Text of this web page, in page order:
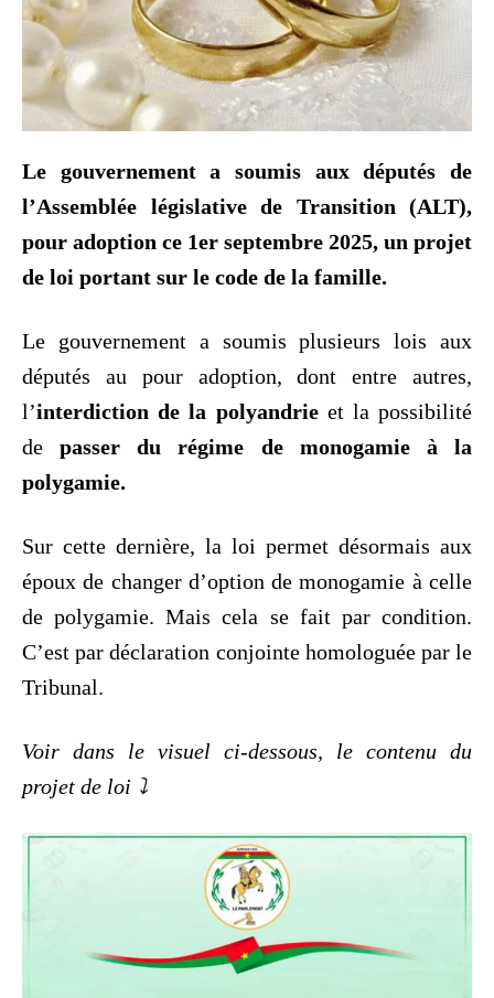
Le gouvernement a soumis aux députés de
l’Assemblée législative de Transition (ALT),
pour adoption ce 1er septembre 2025, un projet
de loi portant sur le code de la famille.
Le gouvernement a soumis plusieurs lois aux
députés au pour adoption, dont entre autres,
l’interdiction de la polyandrieet la possibilité
depasser du régime de monogamie à la
polygamie.
Sur cette dernière, la loi permet désormais aux
époux de changer d’option de monogamie à celle
de polygamie. Mais cela se fait par condition.
C’est par déclaration conjointe homologuée par le
Tribunal.
Voir dans le visuel ci-dessous, le contenu du
projet de loi ⤵️